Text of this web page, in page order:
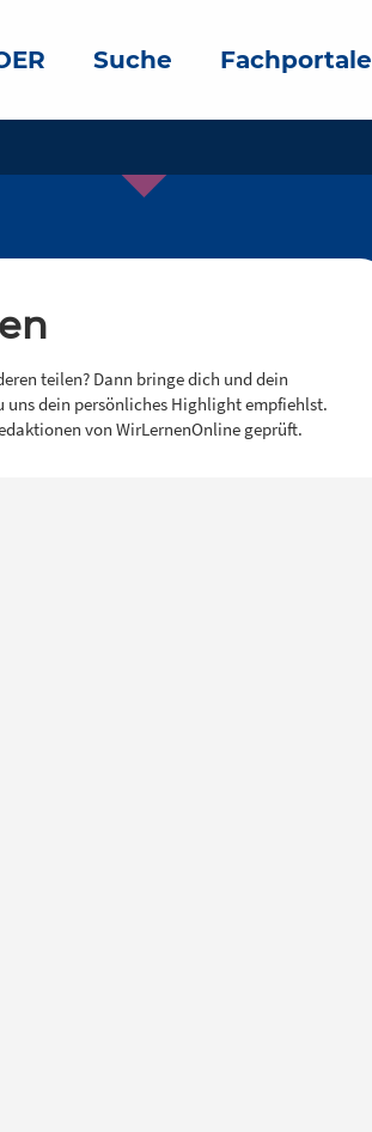
Suche Fachportale
teilen? Dann bringe dich und dein
uns dein persönliches Highlight empfiehlst.
von WirLernenOnline geprüft.